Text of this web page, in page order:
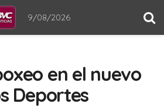
9/08/2026
en el nuevo
Deportes